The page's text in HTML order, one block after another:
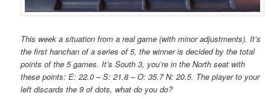
This week a situation from a real game (with minor adjustments). It’s
the first hanchan of a series of 5, the winner is decided by the total
points of the 5 games. It’s South 3, you’re in the North seat with
these points: E: 22.0 – S: 21.8 – O: 35.7 N: 20.5. The player to your
left discards the 9 of dots, what do you do?